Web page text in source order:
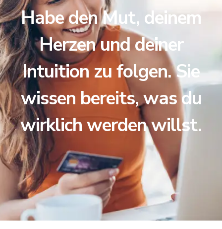
Habe den Mut, deinem
Herzen und deiner
Intuition zu folgen. Sie
wissen bereits, was du
wirklich werden willst.